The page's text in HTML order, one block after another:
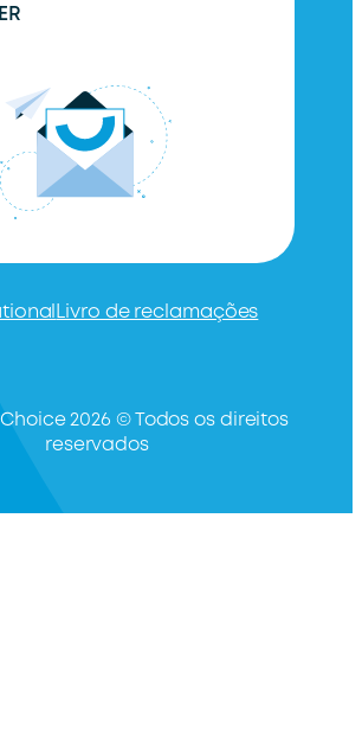
Livro de reclamações
2026 © Todos os direitos
reservados